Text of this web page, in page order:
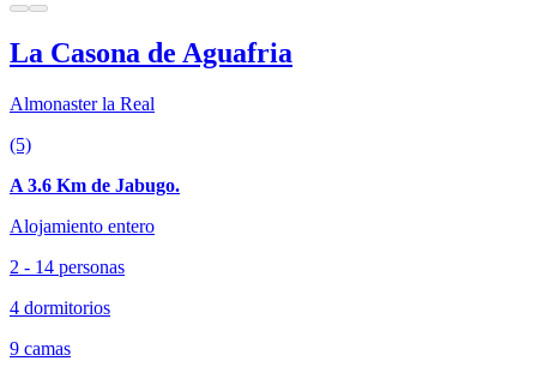
La Casona de Aguafria
Almonaster la Real
(5)
A 3.6 Km de Jabugo.
Alojamiento entero
2 - 14 personas
4 dormitorios
9 camas